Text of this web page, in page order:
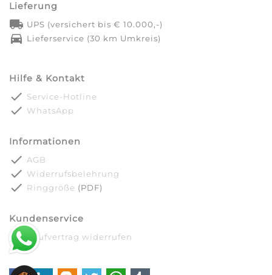
Lieferung
local_shipping UPS (versichert bis € 10.000,-)
directions_car Lieferservice (30 km Umkreis)
Hilfe & Kontakt
done Service-Hotline
done WhatsApp
Informationen
done AGB
done Widerrufsbelehrung
done Ringgröße (PDF)
Kundenservice
done Kaufvertrag widerrufen